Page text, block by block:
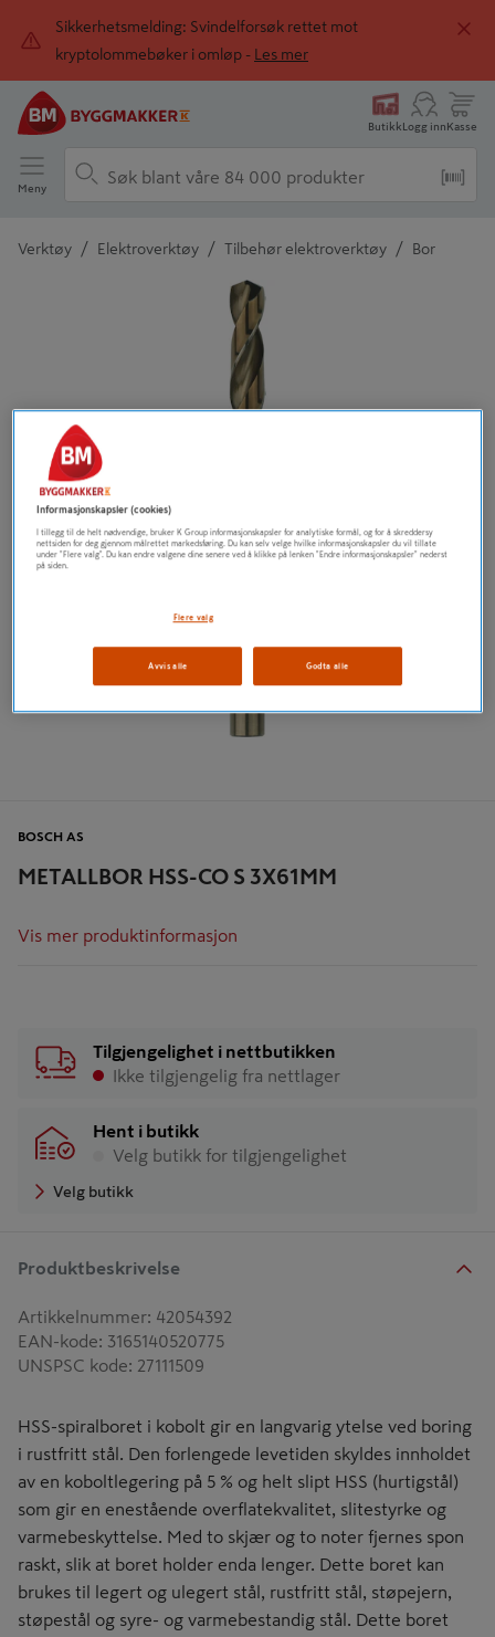
Sikkerhetsmelding: Svindelforsøk rettet mot
kryptolommebøker i omløp -
Les mer
ButikkLogg innKasse
Meny
Verktøy / Elektroverktøy / Tilbehør elektroverktøy / Bor
Detaljert beskrivelse finnes i produktbeskrivelsen
METALLBOR HSS-CO S 3X61MM
BOSCH AS
Vis mer produktinformasjon
Tilgjengelighet i nettbutikken
Ikke tilgjengelig fra nettlager
Hent i butikk
Velg butikk for tilgjengelighet
Velg butikk
Produktbeskrivelse
Artikkelnummer: 42054392
EAN-kode: 3165140520775
UNSPSC kode: 27111509
HSS-spiralboret i kobolt gir en langvarig ytelse ved boring
i rustfritt stål. Den forlengede levetiden skyldes innholdet
av en koboltlegering på 5 % og helt slipt HSS (hurtigstål)
som gir en enestående overflatekvalitet, slitestyrke og
varmebeskyttelse. Med to skjær og to noter fjernes spon
raskt, slik at boret holder enda lenger. Dette boret kan
brukes til legert og ulegert stål, rustfritt stål, støpejern,
støpestål og syre- og varmebestandig stål. Dette boret
Informasjonskapsler (cookies)
I tillegg til de helt nødvendige, bruker K Group informasjonskapsler for analytiske formål, og for å skreddersy
nettsiden for deg gjennom målrettet markedsføring. Du kan selv velge hvilke informasjonskapsler du vil tillate
under "Flere valg". Du kan endre valgene dine senere ved å klikke på lenken "Endre informasjonskapsler" nederst
på siden.
Flere valg
Avvis alle Godta alle